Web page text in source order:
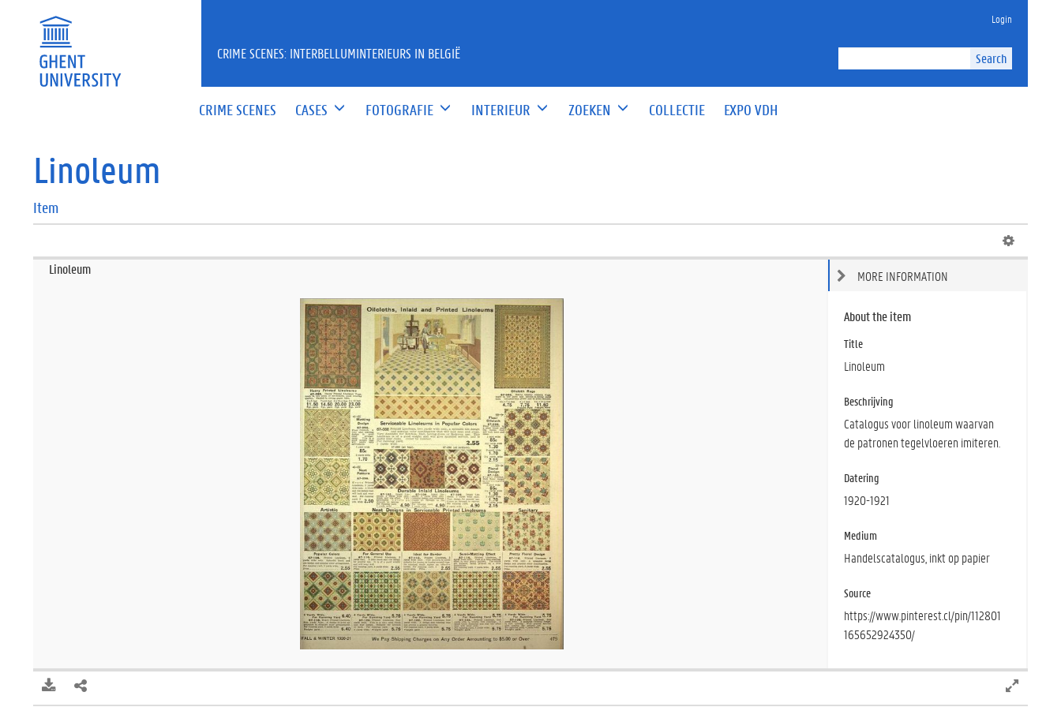
Search
Login
CRIME SCENES CASES FOTOGRAFIE INTERIEUR ZOEKEN COLLECTIE EXPO VDH
CRIME SCENES: INTERBELLUMINTERIEURS IN BELGIË
Linoleum
Item
Linoleum MORE INFORMATION
About the item
Title
Linoleum
Beschrijving
Catalogus voor linoleum waarvan
de patronen tegelvloeren imiteren.
Datering
1920-1921
Medium
Handelscatalogus, inkt op papier
Source
https://www.pinterest.cl/pin/112801
165652924350/
Page